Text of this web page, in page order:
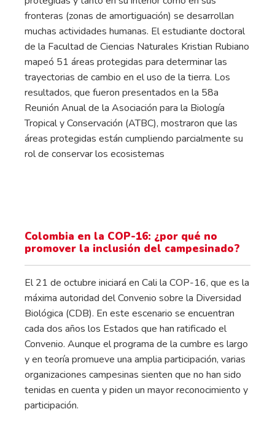
fronteras (zonas de amortiguación) se desarrollan
muchas actividades humanas. El estudiante doctoral
de la Facultad de Ciencias Naturales Kristian Rubiano
mapeó 51 áreas protegidas para determinar las
trayectorias de cambio en el uso de la tierra. Los
resultados, que fueron presentados en la 58a
Reunión Anual de la Asociación para la Biología
Tropical y Conservación (ATBC), mostraron que las
áreas protegidas están cumpliendo parcialmente su
rol de conservar los ecosistemas
Colombia en la COP-16: ¿por qué no
promover la inclusión del campesinado?
El 21 de octubre iniciará en Cali la COP-16, que es la
máxima autoridad del Convenio sobre la Diversidad
Biológica (CDB). En este escenario se encuentran
cada dos años los Estados que han ratificado el
Convenio. Aunque el programa de la cumbre es largo
y en teoría promueve una amplia participación, varias
organizaciones campesinas sienten que no han sido
tenidas en cuenta y piden un mayor reconocimiento y
participación.